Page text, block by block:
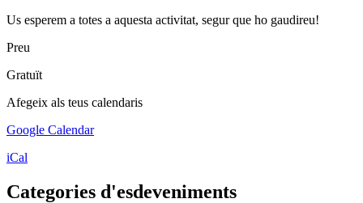
Us esperem a totes a aquesta activitat, segur que ho gaudireu!
Preu
Gratuït
Afegeix als teus calendaris
Google Calendar
iCal
Categories d'esdeveniments